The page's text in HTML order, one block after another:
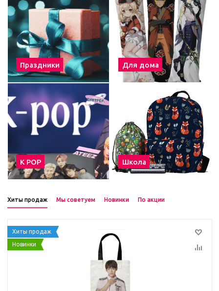
Праздники Для дома
К POP Школа
Хиты продаж Мы советуем Новинки По акции
Хиты продаж
Новинки